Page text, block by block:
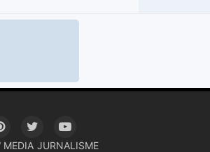
MEDIA JURNALISME